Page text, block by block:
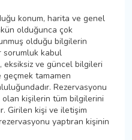
konum, harita ve genel
olduğunca çok
olduğu bilgilerin
sorumluk kabul
eksiksiz ve güncel bilgileri
tamamen
Rezervasyonu
olan kişilerin tüm bilgilerini
Girilen kişi ve iletişim
yaptıran kişinin